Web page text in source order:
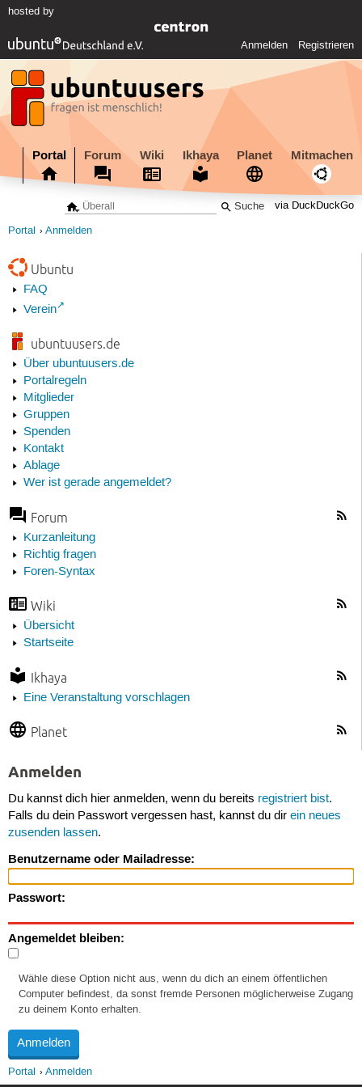
hosted by
Anmelden Registrieren
Portal Forum Wiki Ikhaya Planet Mitmachen
via DuckDuckGo
Portal Anmelden
Ubuntu
FAQ
Verein
ubuntuusers.de
Über ubuntuusers.de
Portalregeln
Mitglieder
Gruppen
Spenden
Kontakt
Ablage
Wer ist gerade angemeldet?
Forum
Kurzanleitung
Richtig fragen
Foren-Syntax
Wiki
Übersicht
Startseite
Ikhaya
Eine Veranstaltung vorschlagen
Planet
Anmelden
Du kannst dich hier anmelden, wenn du bereits registriert bist.
Falls du dein Passwort vergessen hast, kannst du dir ein neues
zusenden lassen.
Benutzername oder Mailadresse:
Passwort:
Angemeldet bleiben:
Wähle diese Option nicht aus, wenn du dich an einem öffentlichen
Computer befindest, da sonst fremde Personen möglicherweise Zugang
zu deinem Konto erhalten.
Portal Anmelden